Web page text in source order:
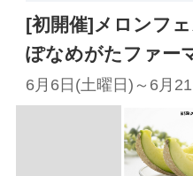
[初開催]メロンフ
ぽなめがたファー
6月6日(土曜日)～6月